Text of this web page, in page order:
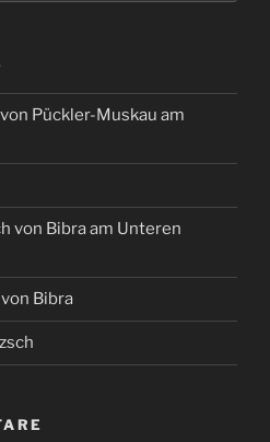
Pückler-Muskau am
von Bibra am Unteren
Bibra